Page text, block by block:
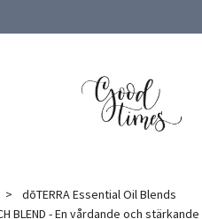
dōTERRA Essential Oil Blends
BLEND - En vårdande och